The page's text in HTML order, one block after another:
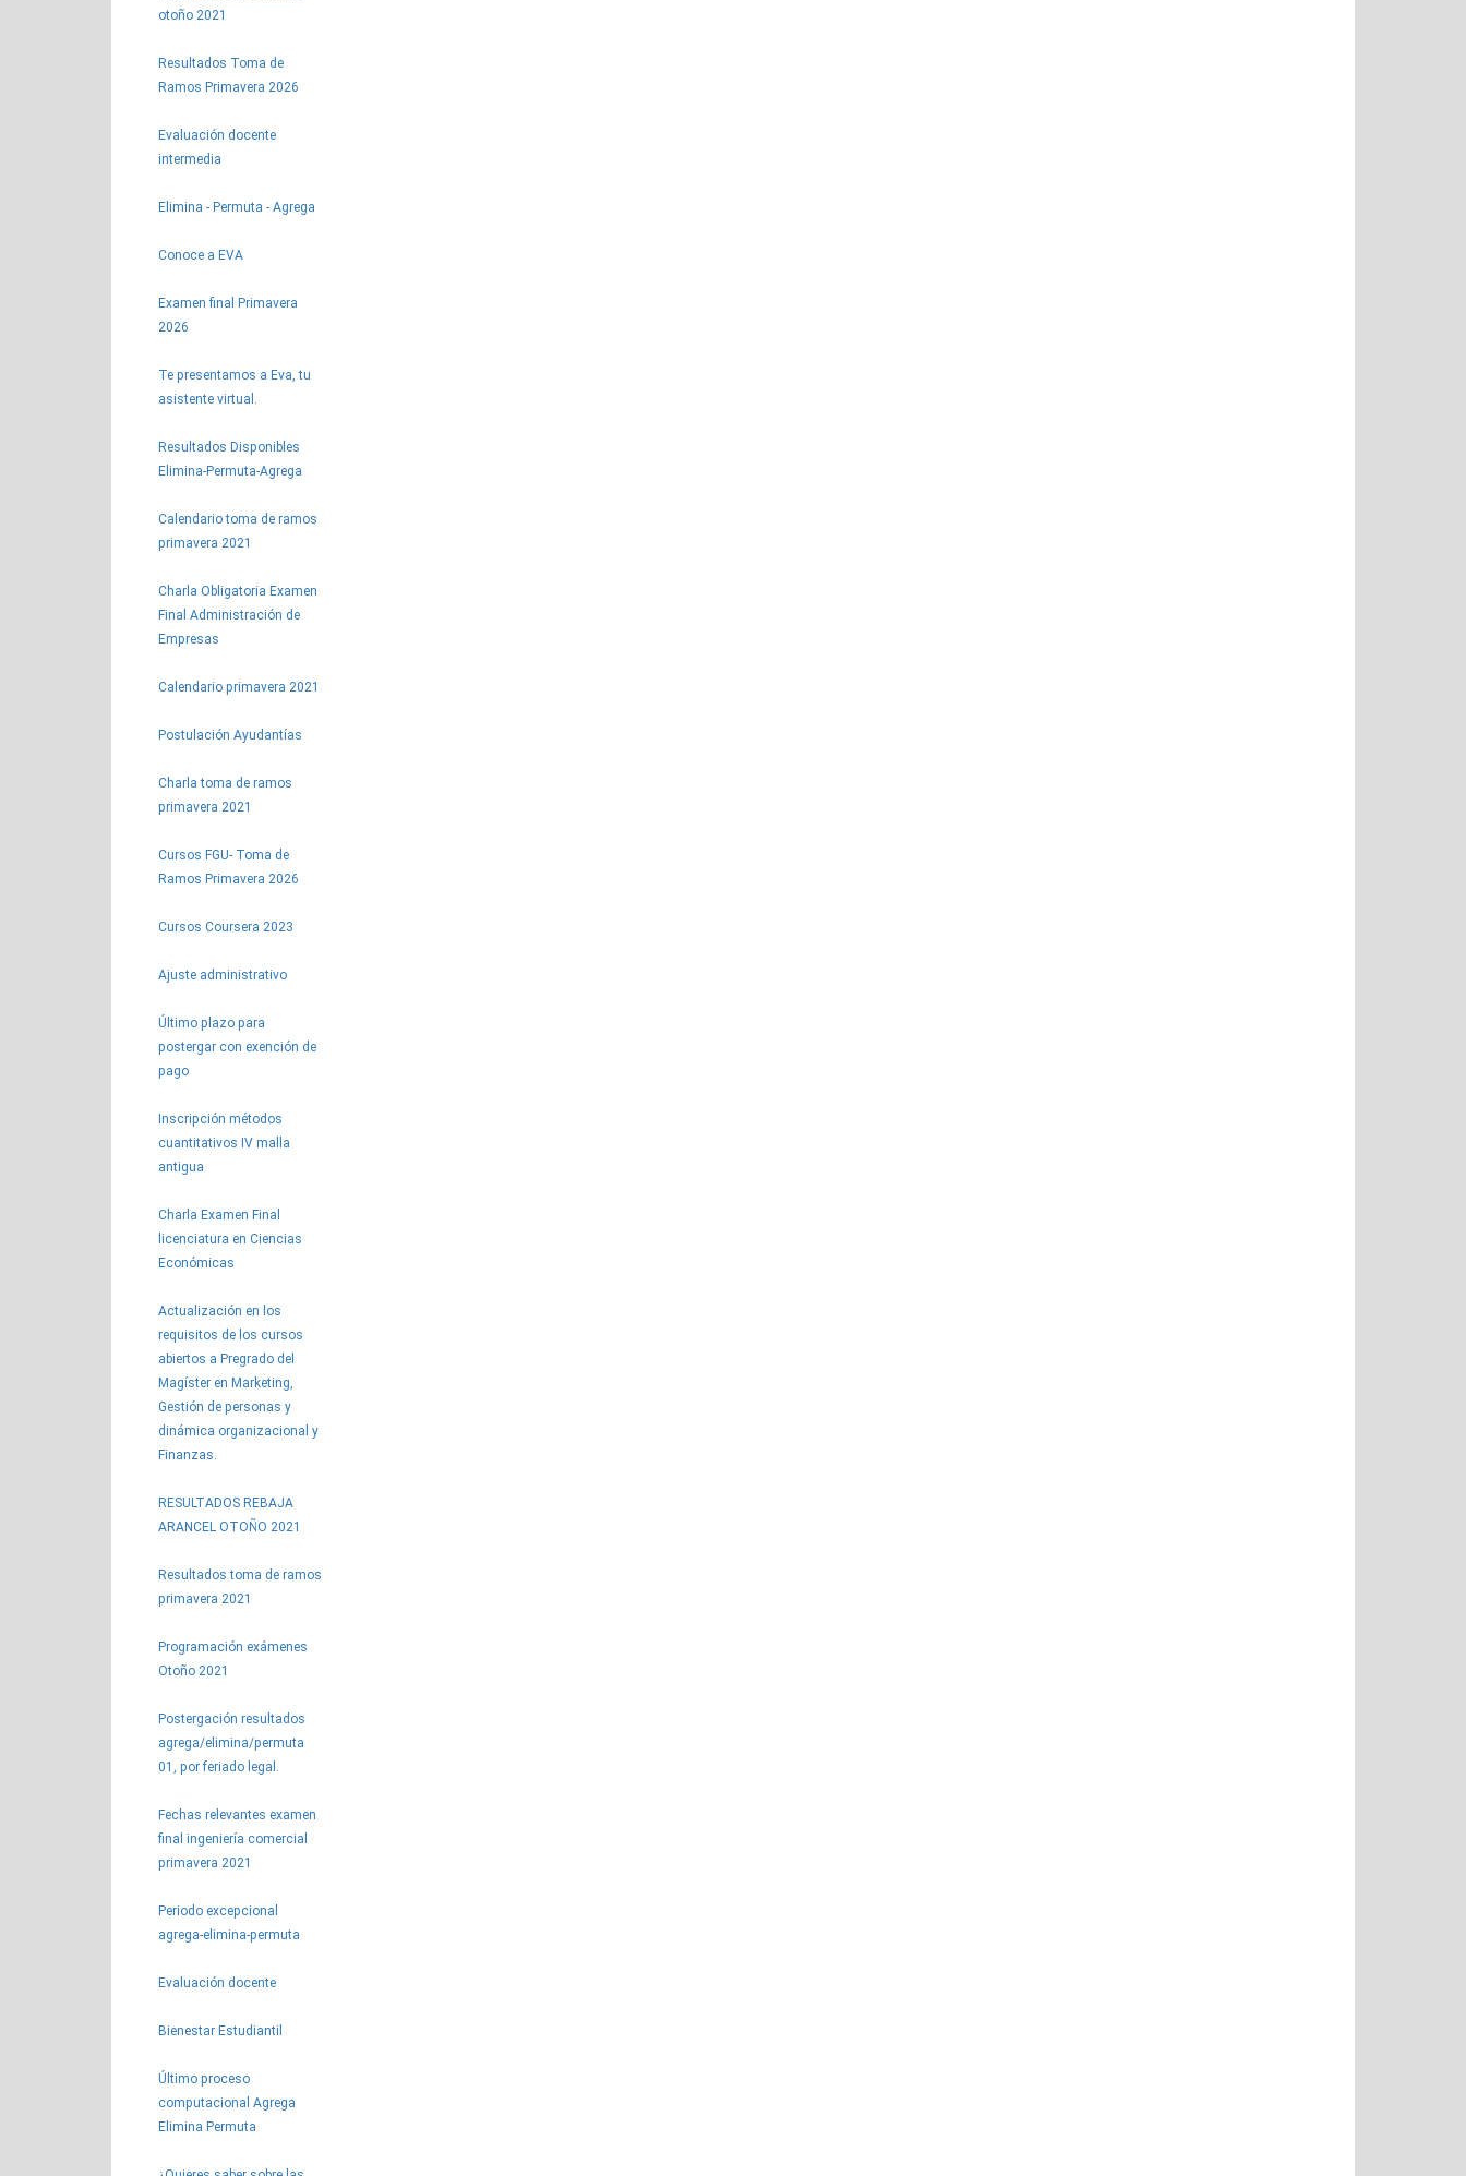
otoño 2021
Resultados Toma de
Ramos Primavera 2026
Evaluación docente
intermedia
Elimina - Permuta - Agrega
Conoce a EVA
Examen final Primavera
2026
Te presentamos a Eva, tu
asistente virtual.
Resultados Disponibles
Elimina-Permuta-Agrega
Calendario toma de ramos
primavera 2021
Charla Obligatoria Examen
Final Administración de
Empresas
Calendario primavera 2021
Postulación Ayudantías
Charla toma de ramos
primavera 2021
Cursos FGU- Toma de
Ramos Primavera 2026
Cursos Coursera 2023
Ajuste administrativo
Último plazo para
postergar con exención de
pago
Inscripción métodos
cuantitativos IV malla
antigua
Charla Examen Final
licenciatura en Ciencias
Económicas
Actualización en los
requisitos de los cursos
abiertos a Pregrado del
Magíster en Marketing,
Gestión de personas y
dinámica organizacional y
Finanzas.
RESULTADOS REBAJA
ARANCEL OTOÑO 2021
Resultados toma de ramos
primavera 2021
Programación exámenes
Otoño 2021
Postergación resultados
agrega/elimina/permuta
01, por feriado legal.
Fechas relevantes examen
final ingeniería comercial
primavera 2021
Periodo excepcional
agrega-elimina-permuta
Evaluación docente
Bienestar Estudiantil
Último proceso
computacional Agrega
Elimina Permuta